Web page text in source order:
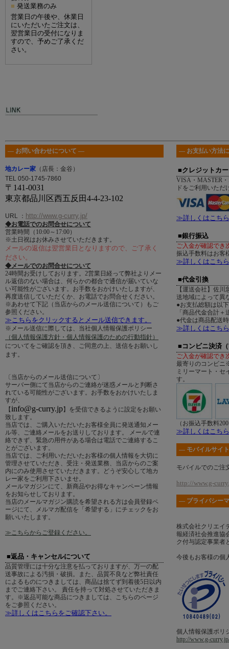
■ 発送業務のみ
営業日の午後や、休業日
にいただいたご注文は、
翌営業日の受付になりま
すので、予めご了承くだ
さい。
― お問い合わせについて ―
地カレー家 （店長：金谷）
TEL 050-1745-7860
〒141-0031
東京都品川区西五反田4-4-23-102
URL ： http://www.g-curry.jp/
◆お電話でのお問合せについて
営業時間（10:00～17:00）
※土日祝はお休みさせていただきます。
メールの返信は翌営業日となりますので、ご了承く
ださい。
◆メールでのお問合せについて
24時間お受けしております。2営業日経って弊社よりメー
ル返信のない場合は、何らかの都合で通信が届いていな
い可能性がございます。お手数をおかけいたしますが、
再度送信していただくか、お電話でお問合せください。
※あわせて下記（当店からのメール送信について）もご
参照ください。
≫こちらをクリックするとメール送信できます。
※メール送信に際しては、当社個人情報保護ポリシー
（個人情報保護方針・個人情報保護のための行動指針）
についてをご確認を頂き、ご同意の上、送信をお願いし
ます。
〔当店からのメール送信について〕
サーバー側にて当店からのご連絡が迷惑メールと判断さ
れている可能性がございます。お手数をおかけいたしま
すが、
【 info@g-curry.jp】を受信できるように設定をお願い
致します。
当店では、ご購入いただいたお客様全員に発送通知メー
ル等、ご連絡メールをお送りしております。 メールで連
絡できず、緊急の用件がある場合は電話でご連絡するこ
とがございます。
当店では、ご利用いただいたお客様の個人情報を大切に
管理させていただき、受注・発送業務、当店からのご案
内にのみ使用させていただきます。どうぞ安心して地カ
レー家をご利用下さいませ。
メールマガジンにて、新商品やお得なキャンペーン情報
をお知らせしております。
当店のメールマガジン購読を希望される方は会員登録ペ
ージにて、メルマガ配信を「希望する」にチェックをお
願いいたします。
≫こちらからご登録ください。
■返品・キャンセルについて
品質管理には十分な注意を払っておりますが、万一の配
送事故による汚損・破損。また、品質不良など弊社責任
によるものにつきましては、商品は捨てず到着後5日以内
までご連絡下さい。 責任を持って対処させていただきま
す。※返品可能な商品につきましては、こちらのページ
をご参照ください。
≫詳しくはこちらをご確認下さい。
― お支払い方法
■クレジットカ
VISA・MASTER
ドをご利用いただ
≫詳しくはこち
■銀行振込
ご入金が確認でき
振込手数料はお客
≫詳しくはこち
■代金引換
【運送会社】佐
送地域によって異
●お支払総額は以
「商品代金合計
●代金は商品配送
≫詳しくはこち
■コンビニ決済
ご入金が確認でき
最寄りのコンビニ
ミリーマート・セ
す。
（お振込手数料
≫詳しくはこち
― モバイルサイ
モバイルでのご注
http://www.g-
― プライバシー
株式会社クリエイ
報経済社会推進協
ク付与認定事業者
今後もお客様の個
個人情報保護ポリ
http://www.g-